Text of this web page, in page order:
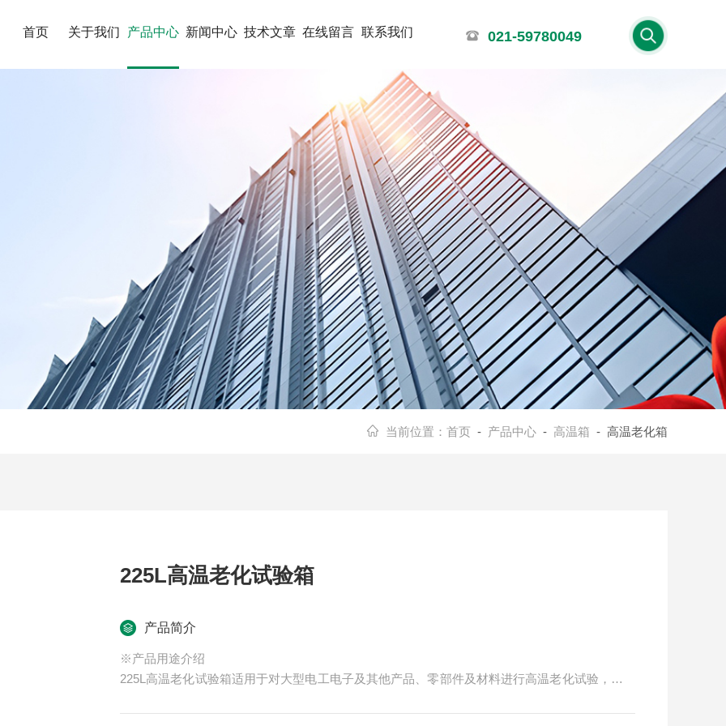
首页 关于我们 产品中心 新闻中心 技术文章 在线留言 联系我们 021-59780049
当前位置： 首页 - 产品中心 - 高温箱 - 高温老化箱
225L高温老化试验箱
产品简介
※产品用途介绍
225L高温老化试验箱适用于对大型电工电子及其他产品、零部件及材料进行高温老化试验，检测